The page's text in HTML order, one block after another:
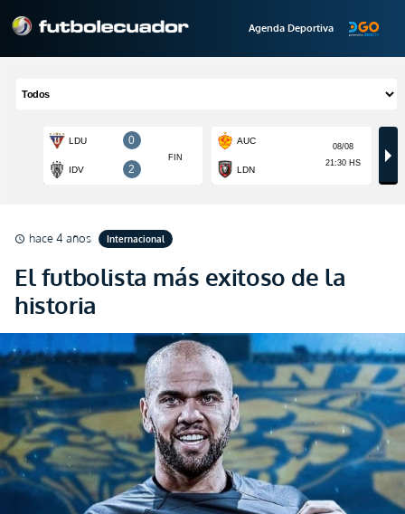
Agenda Deportiva
schedule hace 4 años Internacional
El futbolista más exitoso de la
historia